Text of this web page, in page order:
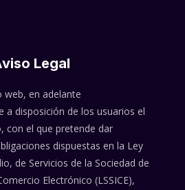
Legal
web, en adelante
a disposición de los usuarios el
con el que pretende dar
dispuestas en la Ley
de Servicios de la Sociedad de
Electrónico (LSSICE),